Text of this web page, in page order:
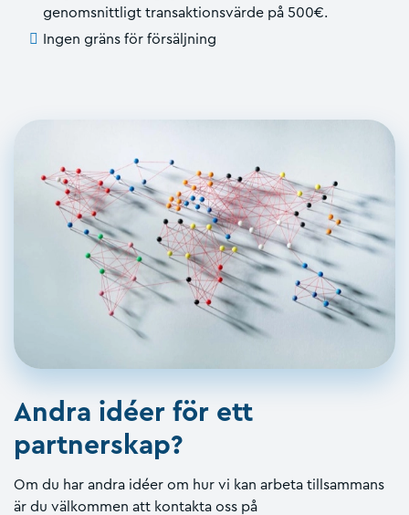
genomsnittligt transaktionsvärde på 500€.
Ingen gräns för försäljning
Andra idéer för ett
partnerskap?
Om du har andra idéer om hur vi kan arbeta tillsammans
är du välkommen att kontakta oss på